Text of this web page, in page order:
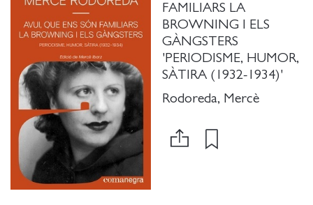
FAMILIARS LA
BROWNING I ELS
GÀNGSTERS
'PERIODISME, HUMOR,
SÀTIRA (1932-1934)'
Rodoreda, Mercè